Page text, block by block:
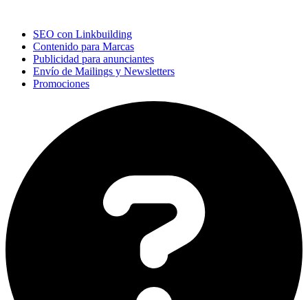
SEO con Linkbuilding
Contenido para Marcas
Publicidad para anunciantes
Envío de Mailings y Newsletters
Promociones